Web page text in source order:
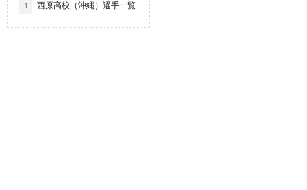
1 西原高校（沖縄）選手一覧